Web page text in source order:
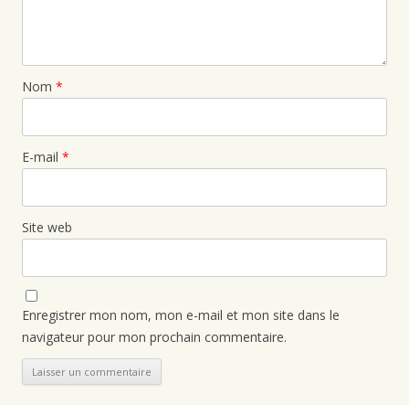
Nom *
E-mail *
Site web
Enregistrer mon nom, mon e-mail et mon site dans le
navigateur pour mon prochain commentaire.